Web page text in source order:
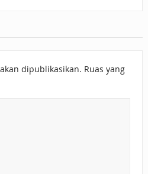
dipublikasikan. Ruas yang